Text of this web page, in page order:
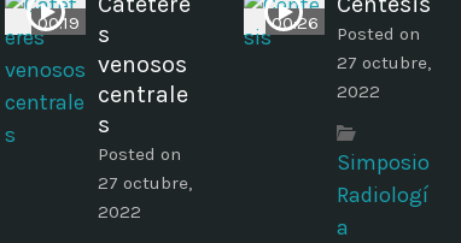
00:19
s
venosos
centrale
s
Posted on
27 octubre,
2022
00:26
Posted on
27 octubre,
2022
Simposio
Radiologí
a